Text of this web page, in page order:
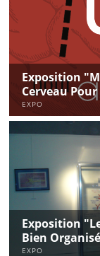
Exposition
Cerveau
EXPO
Exposition
Bien
EXPO